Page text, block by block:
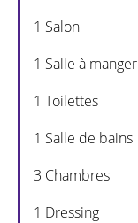
1 Salon
1 Salle à manger
1 Toilettes
1 Salle de bains
3 Chambres
1 Dressing